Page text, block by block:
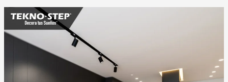
pasto
sintético
residencial
exteriores